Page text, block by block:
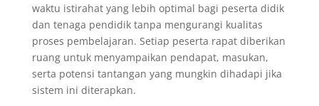
waktu istirahat yang lebih optimal bagi peserta didik
dan tenaga pendidik tanpa mengurangi kualitas
proses pembelajaran. Setiap peserta rapat diberikan
ruang untuk menyampaikan pendapat, masukan,
serta potensi tantangan yang mungkin dihadapi jika
sistem ini diterapkan.